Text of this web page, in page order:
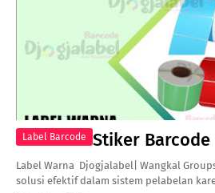
Label Barcode Stiker Barcode
Label Warna Djogjalabel| Wangkal
solusi efektif dalam sistem pelabelan